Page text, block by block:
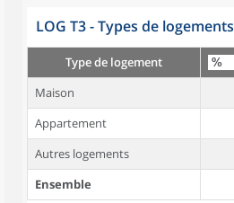
LOG T3 - Types de logements
Type de logement
Maison
Appartement
Autres logements
Ensemble